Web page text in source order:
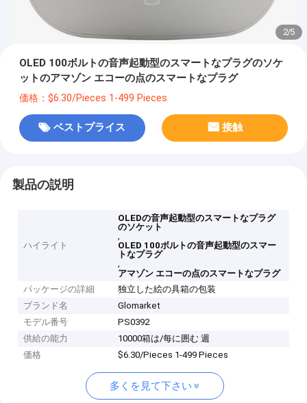
2/5
OLED 100ボルトの音声起動型のスマートなプラグのソケ
ットのアマゾン エコーの点のスマートなプラグ
価格：$6.30/Pieces 1-499 Pieces
ベストプライス 接触
製品の説明
ハイライト
OLEDの音声起動型のスマートなプラグ
のソケット
,
OLED 100ボルトの音声起動型のスマー
トなプラグ
,
アマゾン エコーの点のスマートなプラグ
パッケージの詳細
独立した絵の具箱の包装
ブランド名
Glomarket
モデル番号
PS0392
供給の能力
10000箱は/每に囲む 週
価格
$6.30/Pieces 1-499 Pieces
多くを見て下さい